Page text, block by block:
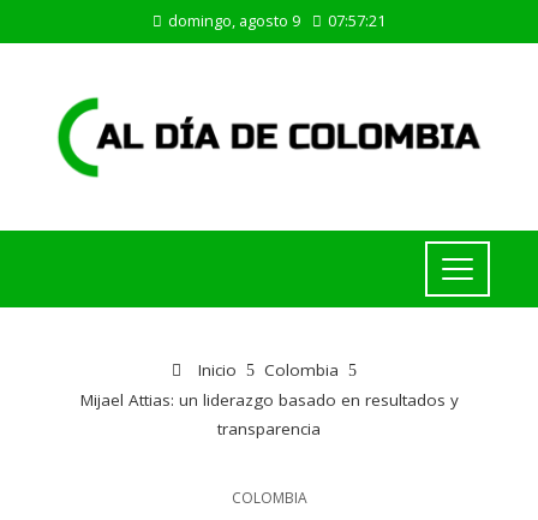
domingo, agosto 9 07:57:21
Inicio
Colombia
Mijael Attias: un liderazgo basado en resultados y
transparencia
COLOMBIA